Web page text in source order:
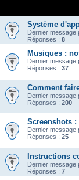
Système
Dernier message
Réponses : 8
Musiques :
Dernier message
Réponses : 37
Comment
Dernier message
Réponses : 200
Screenshots :
Dernier message
Réponses : 25
Instructions
Dernier message
Réponses : 7